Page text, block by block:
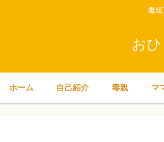
毒親
お
ホーム 自己紹介 毒親 マ